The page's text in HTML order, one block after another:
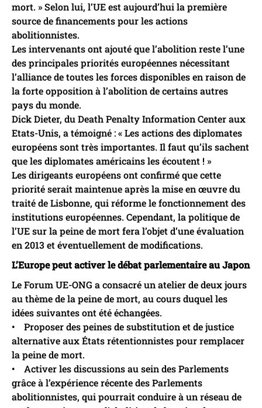
mort. » Selon lui, l’UE est aujourd’hui la première
source de financements pour les actions
abolitionnistes.
Les intervenants ont ajouté que l’abolition reste l’une
des principales priorités européennes nécessitant
l’alliance de toutes les forces disponibles en raison de
la forte opposition à l’abolition de certains autres
pays du monde.
Dick Dieter, du Death Penalty Information Center aux
Etats-Unis, a témoigné : « Les actions des diplomates
européens sont très importantes. Il faut qu’ils sachent
que les diplomates américains les écoutent ! »
Les dirigeants européens ont confirmé que cette
priorité serait maintenue après la mise en œuvre du
traité de Lisbonne, qui réforme le fonctionnement des
institutions européennes. Cependant, la politique de
l’UE sur la peine de mort fera l’objet d’une évaluation
en 2013 et éventuellement de modifications.
L’Europe peut activer le débat parlementaire au Japon
Le Forum UE-ONG a consacré un atelier de deux jours
au thème de la peine de mort, au cours duquel les
idées suivantes ont été échangées.
• Proposer des peines de substitution et de justice
alternative aux États rétentionnistes pour remplacer
la peine de mort.
• Activer les discussions au sein des Parlements
grâce à l’expérience récente des Parlements
abolitionnistes, qui pourrait conduire à un réseau de